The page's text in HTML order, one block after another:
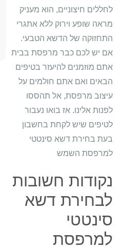
לחללים חיצוניים, הוא מעניק
מראה שופע וירוק ללא אתגרי
התחזוקה של הדשא הטבעי.
אם יש לכם כבר מרפסת בבית
אתם מוזמנים להיעזר בטיפים
הבאים ואם אתם חולמים על
עיצוב מרפסת, אל תהססו
לפנות אלינו. אז בואו נעבור
לטיפים שיש לקחת בחשבון
בעת ​​בחירת דשא סינטטי
למרפסת השמש
נקודות חשובות
לבחירת דשא
סינטטי
למרפסת